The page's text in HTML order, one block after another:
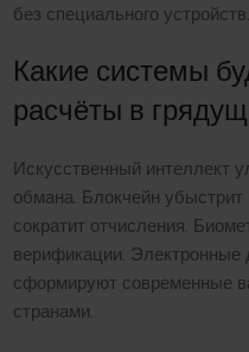
без специального устройств.
Какие системы
расчёты в
Искусственный интеллект
обмана. Блокчейн
сократит отчисления.
верификации. Электронные
сформируют современные
странами.